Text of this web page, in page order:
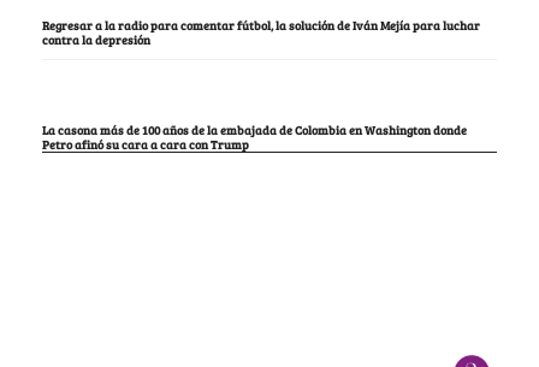
Regresar a la radio para comentar fútbol, la solución de Iván Mejía para luchar
contra la depresión
La casona más de 100 años de la embajada de Colombia en Washington donde
Petro afinó su cara a cara con Trump